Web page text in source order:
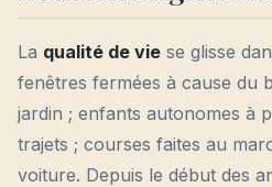
La qualité de vie se glisse
fenêtres fermées à cause du
jardin ; enfants autonomes à
trajets ; courses faites au
voiture. Depuis le début des